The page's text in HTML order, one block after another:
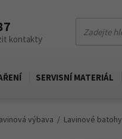
kontakty
SERVISNÍ MATERIÁL
výbava Lavinové batohy